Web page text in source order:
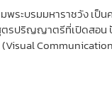
บรมมหาราชวัง เป็
ตรปริญญาตรีที่เปิด
Communication